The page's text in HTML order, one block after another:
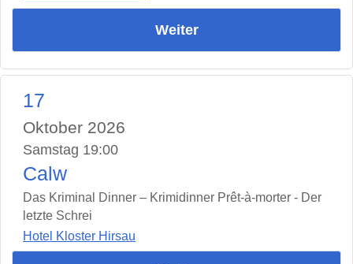
Weiter
17
Oktober 2026
Samstag 19:00
Calw
Das Kriminal Dinner – Krimidinner Prêt-à-morter - Der
letzte Schrei
Hotel Kloster Hirsau